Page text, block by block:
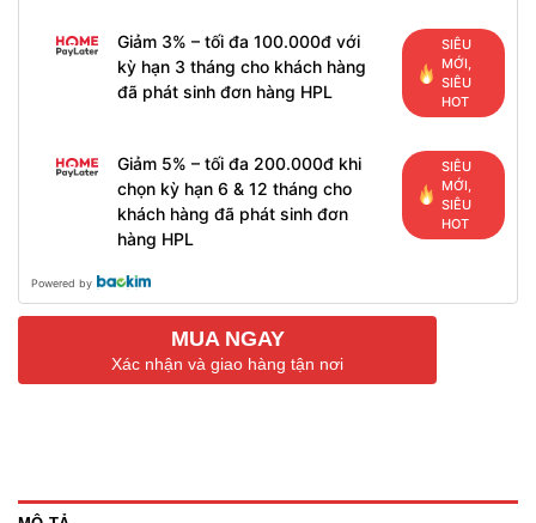
Giảm 3% – tối đa 100.000đ với
kỳ hạn 3 tháng cho khách hàng
đã phát sinh đơn hàng HPL
SIÊU
MỚI,
SIÊU
HOT
Giảm 5% – tối đa 200.000đ khi
chọn kỳ hạn 6 & 12 tháng cho
khách hàng đã phát sinh đơn
hàng HPL
SIÊU
MỚI,
SIÊU
HOT
Powered by
MUA NGAY
Xác nhận và giao hàng tận nơi